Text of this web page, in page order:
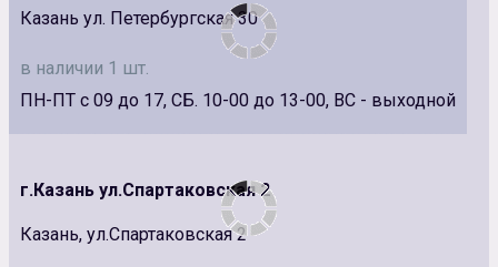
Казань ул. Петербургская 30
в наличии 1 шт.
ПН-ПТ с 09 до 17, СБ. 10-00 до 13-00, ВС - выходной
г.Казань ул.Спартаковская 2
Казань, ул.Спартаковская 2